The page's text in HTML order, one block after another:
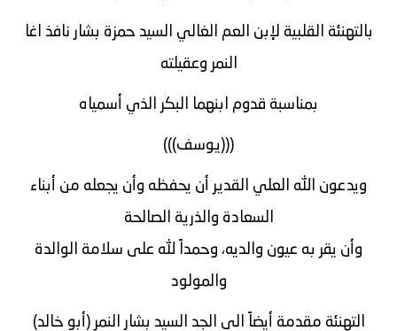
بالتهنئة القلبية لإبن العم الغالي السيد حمزة بشار نافذ اغا
النمر وعقيلته
بمناسبة قدوم ابنهما البكر الذي أسمياه
(((يوسف)))
ويدعون الله العلي القدير أن يحفظه وأن يجعله من أبناء
السعادة والذرية الصالحة
وأن يقر به عيون والديه، وحمداً لله على سلامة الوالدة
والمولود
التهنئة مقدمة أيضاً الى الجد السيد بشار النمر (أبو خالد)